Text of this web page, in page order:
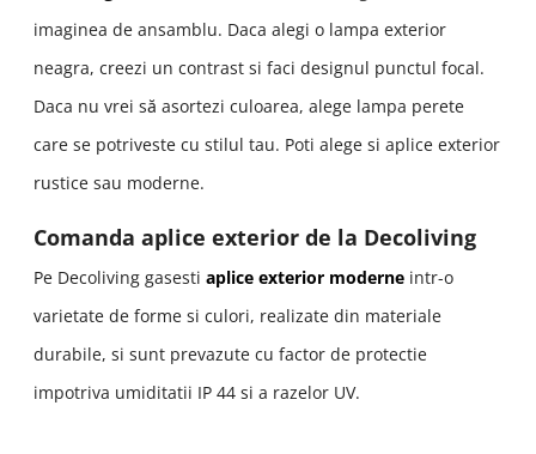
imaginea de ansamblu. Daca alegi o lampa exterior
neagra, creezi un contrast si faci designul punctul focal.
Daca nu vrei să asortezi culoarea, alege lampa perete
care se potriveste cu stilul tau. Poti alege si aplice exterior
rustice sau moderne.
Comanda aplice exterior de la Decoliving
Pe Decoliving gasesti aplice exterior moderne intr-o
varietate de forme si culori, realizate din materiale
durabile, si sunt prevazute cu factor de protectie
impotriva umiditatii IP 44 si a razelor UV.